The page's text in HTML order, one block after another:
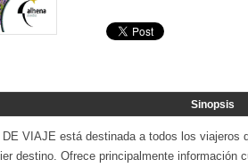
Sinopsis
DE VIAJE está destinada a todos los
destino. Ofrece principalmente información